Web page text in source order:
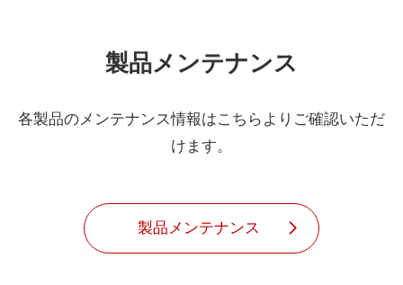
製品メンテナンス
各製品のメンテナンス情報はこちらよりご確認いただ
けます。
製品メンテナンス